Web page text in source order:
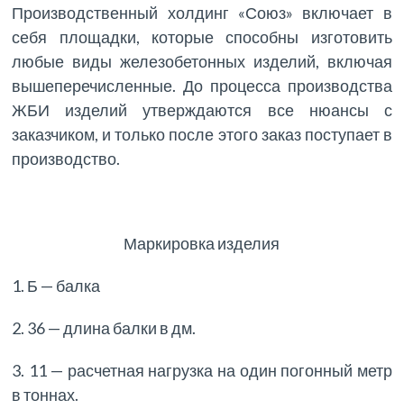
Производственный холдинг «Союз» включает в
себя площадки, которые способны изготовить
любые виды железобетонных изделий, включая
вышеперечисленные. До процесса производства
ЖБИ изделий утверждаются все нюансы с
заказчиком, и только после этого заказ поступает в
производство.
Маркировка изделия
1. Б — балка
2. 36 — длина балки в дм.
3. 11 — расчетная нагрузка на один погонный метр
в тоннах.